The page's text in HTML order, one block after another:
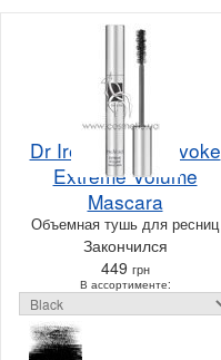
Dr Irena Eris Provoke
Extreme Volume
Mascara
Объемная тушь для ресниц
Закончился
449 грн
В ассортименте: